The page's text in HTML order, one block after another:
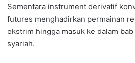
Sementara instrument derivatif
futures menghadirkan permainan
ekstrim hingga masuk ke dalam
syariah.